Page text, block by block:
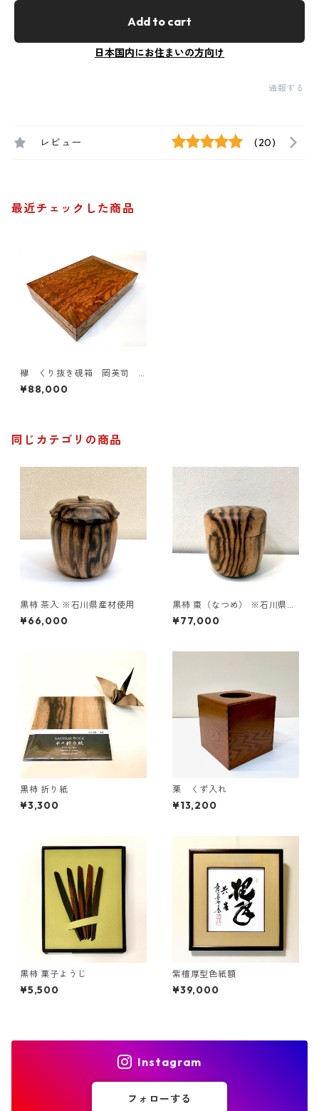
Add to cart
日本国内にお住まいの方向け
通報する
レビュー (20)
最近チェックした商品
欅 くり抜き硯箱 岡英司
特上杢
¥88,000
同じカテゴリの商品
黒柿 茶入 ※石川県産材使用
¥66,000
黒柿 棗（なつめ） ※石川県産
材使用
¥77,000
黒柿 折り紙
¥3,300
栗 くず入れ
¥13,200
黒柿 菓子ようじ
¥5,500
紫檀厚型色紙額
¥39,000
Instagram
フォローする